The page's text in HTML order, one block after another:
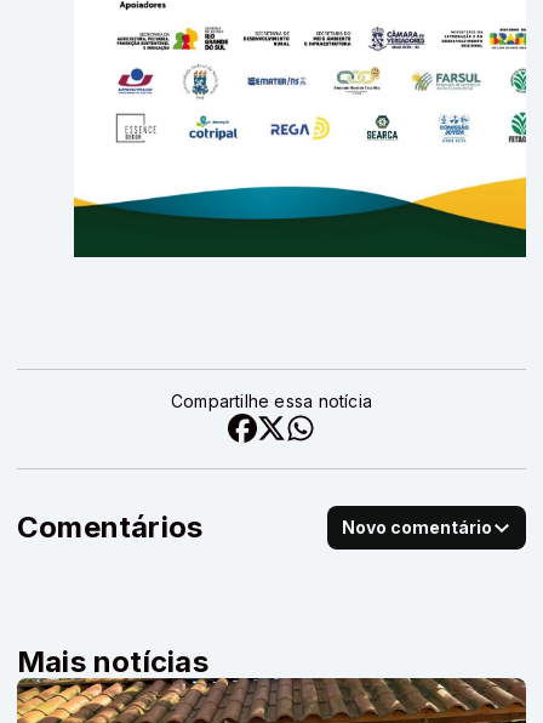
Compartilhe essa notícia
Comentários Novo comentário
Mais notícias